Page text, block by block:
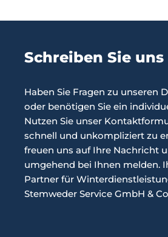
Schreiben Sie uns
Haben Sie Fragen zu unseren
oder benötigen Sie ein
Nutzen Sie unser
schnell und unkompliziert zu
freuen uns auf Ihre Nachricht
umgehend bei Ihnen melden.
Partner für
Stemweder Service GmbH &